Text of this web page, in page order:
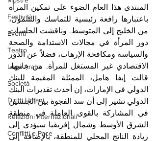
Festività
Eventi
Teatro
Lega Araba
Società
Diritti Umani
Relazioni Internazionali
Conflitti e Pace
باعتبارها رافعة رئيسية للتماسك والشمول،
من الخليج إلى المتوسط. وناقشت الجلسات
الاقتصادي غير المستغل للمرأة. من جانبها،
الدولي تشير إلى أن سد الفجوة بين الجنسين
في المشاركة بالقوى العاملة في منطقة
زيادة الناتج المحلي للمنطقة، بالإضافة إلى